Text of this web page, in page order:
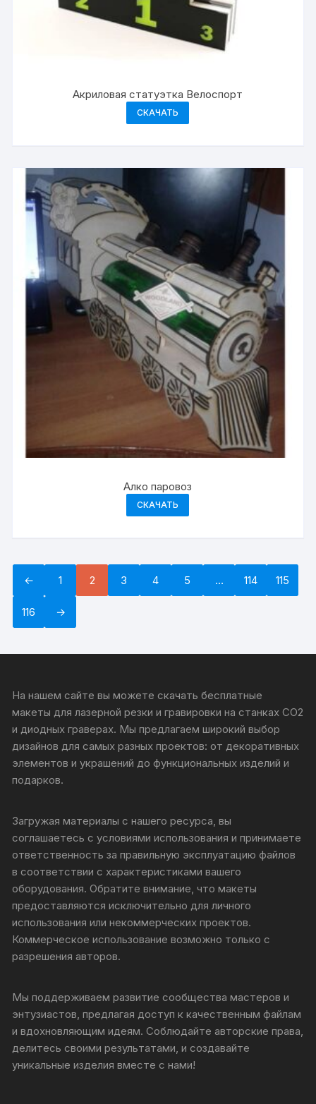
Акриловая статуэтка Велоспорт
СКАЧАТЬ
Алко паровоз
СКАЧАТЬ
← 1 2 3 4 5 … 114 115
116 →
На нашем сайте вы можете скачать бесплатные
макеты для лазерной резки и гравировки на станках CO2
и диодных граверах. Мы предлагаем широкий выбор
дизайнов для самых разных проектов: от декоративных
элементов и украшений до функциональных изделий и
подарков.
Загружая материалы с нашего ресурса, вы
соглашаетесь с условиями использования и принимаете
ответственность за правильную эксплуатацию файлов
в соответствии с характеристиками вашего
оборудования. Обратите внимание, что макеты
предоставляются исключительно для личного
использования или некоммерческих проектов.
Коммерческое использование возможно только с
разрешения авторов.
Мы поддерживаем развитие сообщества мастеров и
энтузиастов, предлагая доступ к качественным файлам
и вдохновляющим идеям. Соблюдайте авторские права,
делитесь своими результатами, и создавайте
уникальные изделия вместе с нами!